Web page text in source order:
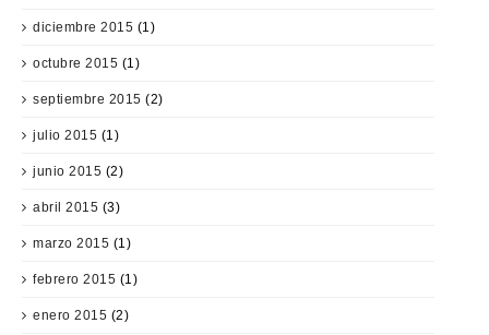
diciembre 2015 (1)
octubre 2015 (1)
septiembre 2015 (2)
julio 2015 (1)
junio 2015 (2)
abril 2015 (3)
marzo 2015 (1)
febrero 2015 (1)
enero 2015 (2)